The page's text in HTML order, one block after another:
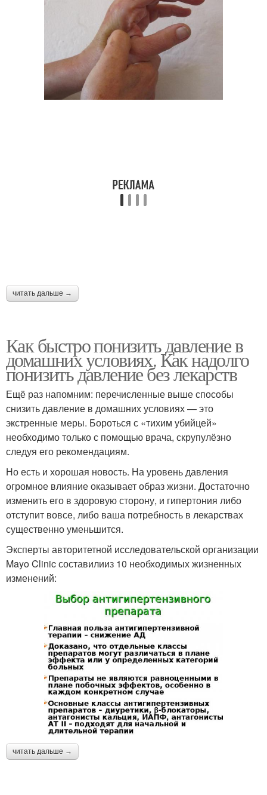
читать дальше →
Как быстро понизить давление в
домашних условиях. Как надолго
понизить давление без лекарств
Ещё раз напомним: перечисленные выше способы
снизить давление в домашних условиях — это
экстренные меры. Бороться с «тихим убийцей»
необходимо только с помощью врача, скрупулёзно
следуя его рекомендациям.
Но есть и хорошая новость. На уровень давления
огромное влияние оказывает образ жизни. Достаточно
изменить его в здоровую сторону, и гипертония либо
отступит вовсе, либо ваша потребность в лекарствах
существенно уменьшится.
Эксперты авторитетной исследовательской организации
Mayo Clinic составилииз 10 необходимых жизненных
изменений:
читать дальше →